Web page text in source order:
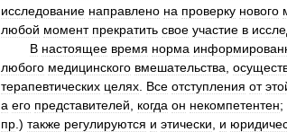
исследование направлено на проверку нового
любой момент прекратить свое участие в
В настоящее время норма
любого медицинского вмешательства
терапевтических целях Все отступления от
а его представителей когда он некомпетентен;
пр .) также регулируются и этически и